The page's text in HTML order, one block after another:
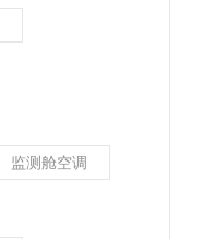
监测舱空调